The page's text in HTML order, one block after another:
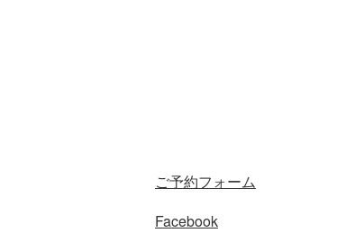
ご予約フォーム
Facebook